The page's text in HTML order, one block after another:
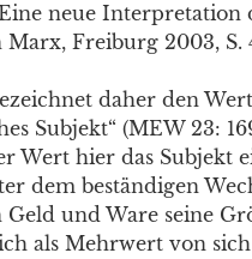
neue Interpretation
Freiburg 2003, S.
daher den
Subjekt“ (MEW 23:
Wert hier das Subjekt
dem beständigen
und Ware seine
als Mehrwert von sich